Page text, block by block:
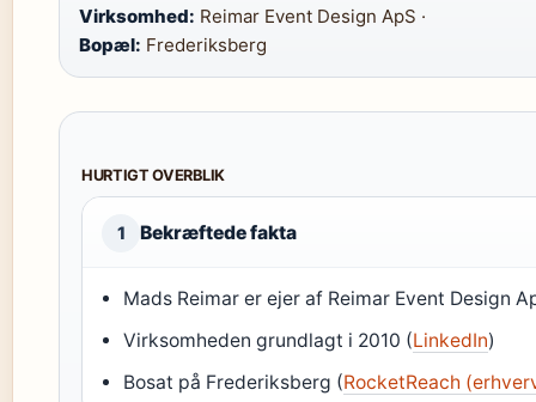
Virksomhed: Reimar Event Design ApS ·
Bopæl: Frederiksberg
HURTIGT OVERBLIK
1 Bekræftede fakta
Mads Reimar er ejer af Reimar Event Design
Virksomheden grundlagt i 2010 (LinkedIn)
Bosat på Frederiksberg (RocketReach